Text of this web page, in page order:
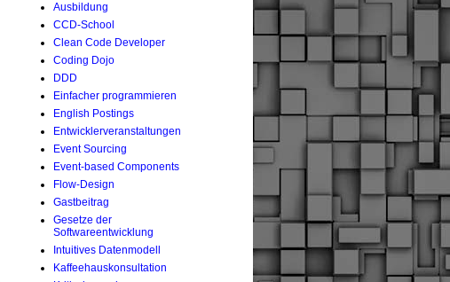
Ausbildung
CCD-School
Clean Code Developer
Coding Dojo
DDD
Einfacher programmieren
English Postings
Entwicklerveranstaltungen
Event Sourcing
Event-based Components
Flow-Design
Gastbeitrag
Gesetze der
Softwareentwicklung
Intuitives Datenmodell
Kaffeehauskonsultation